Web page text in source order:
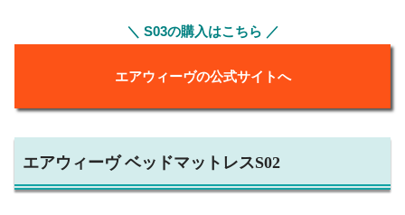
＼ S03の購入はこちら ／
エアウィーヴの公式サイトへ
エアウィーヴ ベッドマットレスS02